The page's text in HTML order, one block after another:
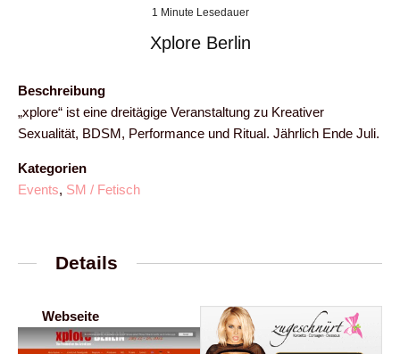
1 Minute Lesedauer
Xplore Berlin
Beschreibung
„xplore“ ist eine dreitägige Veranstaltung zu Kreativer
Sexualität, BDSM, Performance und Ritual. Jährlich Ende Juli.
Kategorien
Events, SM / Fetisch
Details
Webseite